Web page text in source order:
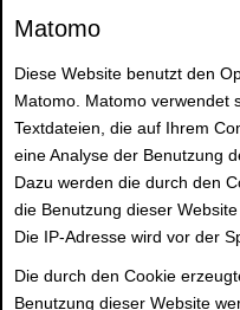
Matomo
Diese Website benutzt den
Matomo. Matomo verwendet
Textdateien, die auf Ihrem
eine Analyse der Benutzung
Dazu werden die durch den
die Benutzung dieser
Die IP-Adresse wird vor der
Die durch den Cookie
Benutzung dieser Website